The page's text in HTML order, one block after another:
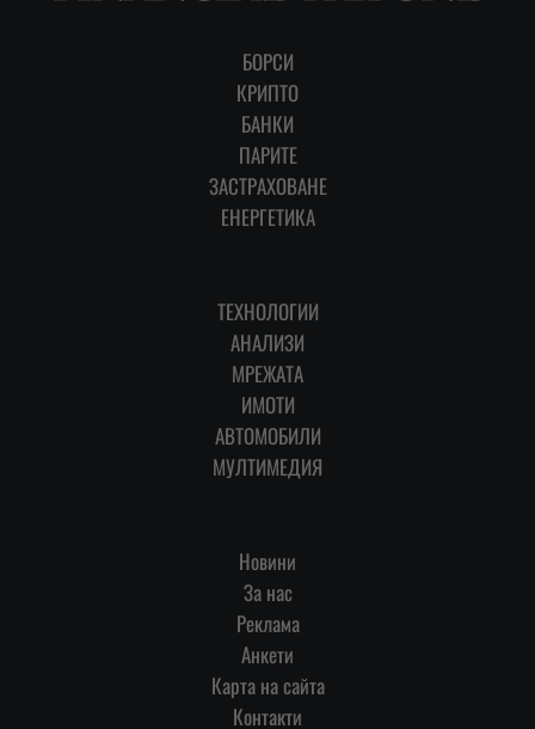
БОРСИ
КРИПТО
БАНКИ
ПАРИТЕ
ЗАСТРАХОВАНЕ
ЕНЕРГЕТИКА
ТЕХНОЛОГИИ
АНАЛИЗИ
МРЕЖАТА
ИМОТИ
АВТОМОБИЛИ
МУЛТИМЕДИЯ
Новини
За нас
Реклама
Анкети
Карта на сайта
Контакти